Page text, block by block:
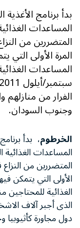
بدأ برنامج
المساعدات
المتضررين من
المرة الأولى التي
المساعدات
الفرار من منازلهم
وجنوب السودان.
الخرطوم، بدأ
المساعدات
المتضررين من
الأولى التي يتمكن
الذى أجبر آلاف
دول مجاورة